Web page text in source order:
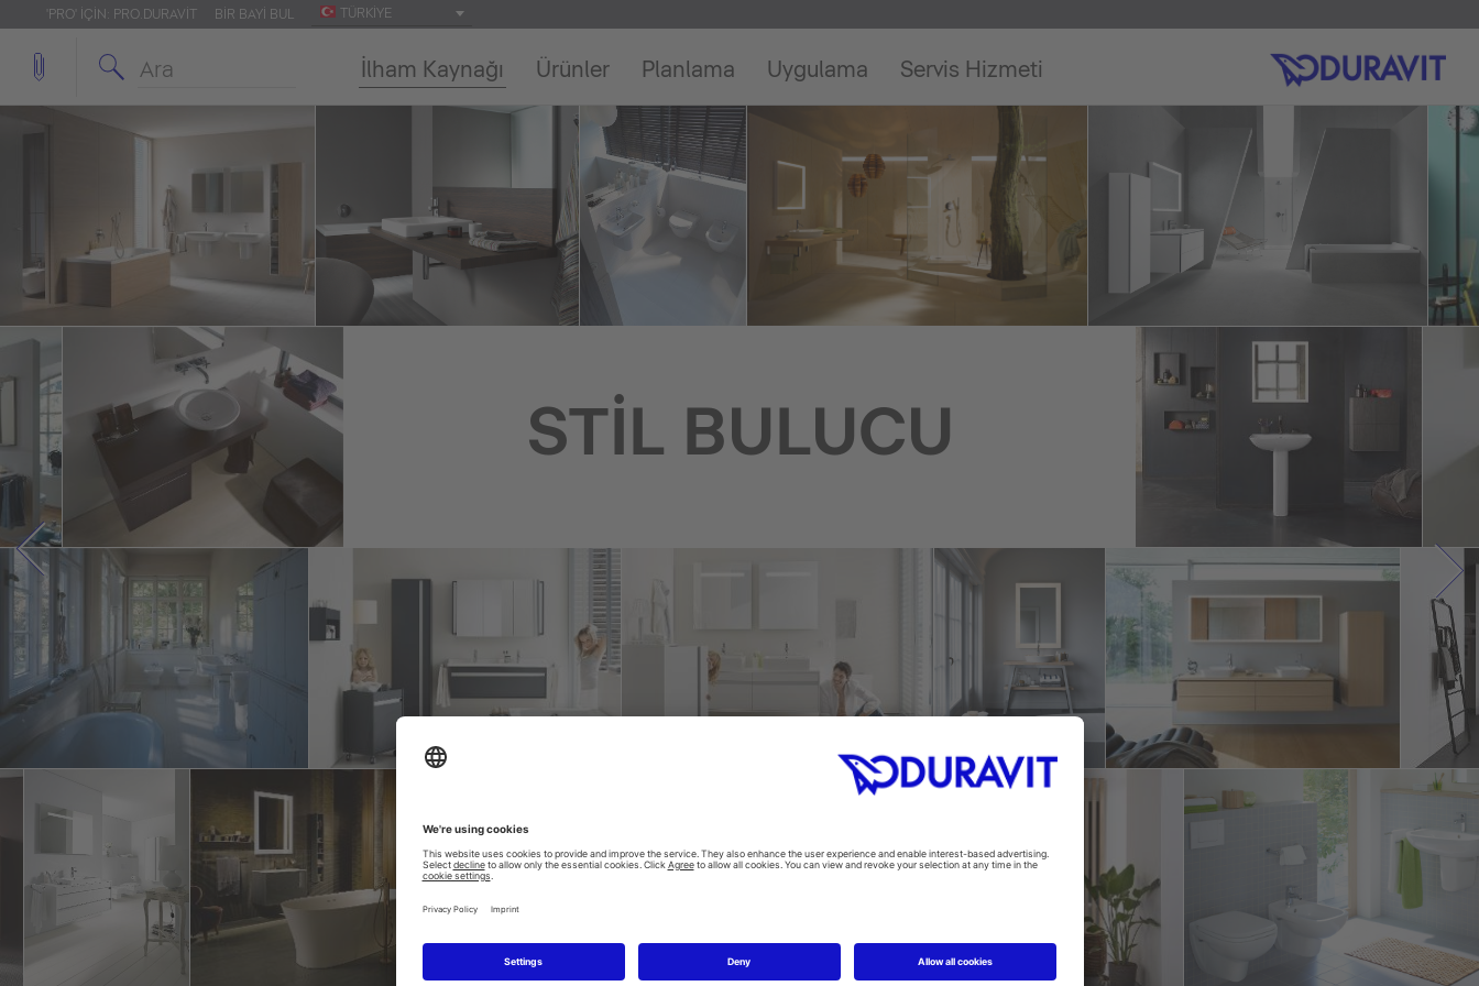
'PRO' IÇIN: PRO.DURAVIT BIR BAYI BUL TÜRKIYE
İlham Kaynağı Ürünler Planlama Uygulama Servis Hizmeti
STIL BULUCU